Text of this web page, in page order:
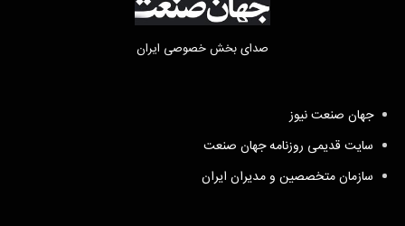
صدای بخش خصوصی ایران
جهان صنعت نیوز
سایت قدیمی روزنامه جهان صنعت
سازمان متخصصین و مدیران ایران